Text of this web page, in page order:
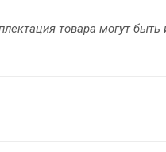
товара могут